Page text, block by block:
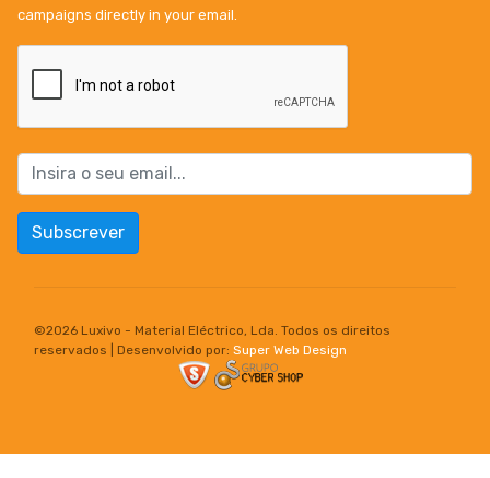
campaigns directly in your email.
Subscrever
©2026 Luxivo - Material Eléctrico, Lda. Todos os direitos
reservados | Desenvolvido por: Super Web Design